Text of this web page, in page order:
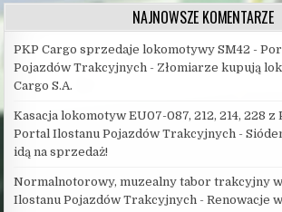
NAJNOWSZE KOMENTARZE
PKP Cargo sprzedaje lokomotywy SM42 -
Pojazdów Trakcyjnych - Złomiarze kupują
Cargo S.A.
Kasacja lokomotyw EU07-087, 212, 214, 228
Portal Ilostanu Pojazdów Trakcyjnych -
idą na sprzedaż!
Normalnotorowy, muzealny tabor trakcyjny
Ilostanu Pojazdów Trakcyjnych -Renowacje